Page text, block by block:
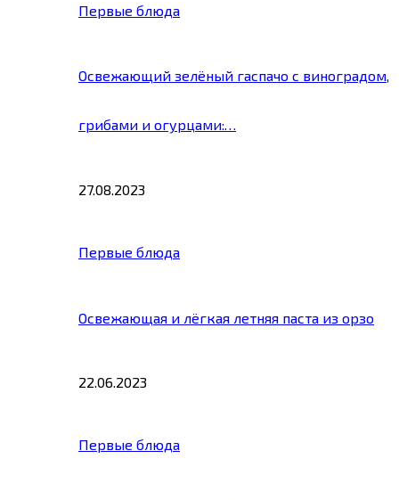
Первые блюда
Освежающий зелёный гаспачо с виноградом,
грибами и огурцами:…
27.08.2023
Первые блюда
Освежающая и лёгкая летняя паста из орзо
22.06.2023
Первые блюда